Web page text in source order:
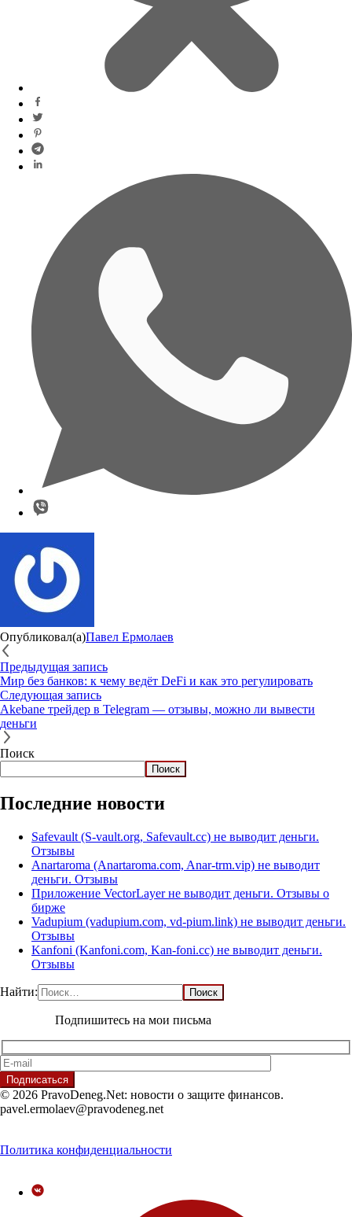
Опубликовал(а)Павел Ермолаев
Предыдущая запись
Мир без банков: к чему ведёт DeFi и как это регулировать
Следующая запись
Akebane трейдер в Telegram — отзывы, можно ли вывести
деньги
Поиск
Поиск
Последние новости
Safevault (S-vault.org, Safevault.cc) не выводит деньги.
Отзывы
Anartaroma (Anartaroma.com, Anar-trm.vip) не выводит
деньги. Отзывы
Приложение VectorLayer не выводит деньги. Отзывы о
бирже
Vadupium (vadupium.com, vd-pium.link) не выводит деньги.
Отзывы
Kanfoni (Kanfoni.com, Kan-foni.cc) не выводит деньги.
Отзывы
Найти:
Подпишитесь на мои письма
© 2026 PravoDeneg.Net: новости о защите финансов.
pavel.ermolaev@pravodeneg.net
Политика конфиденциальности